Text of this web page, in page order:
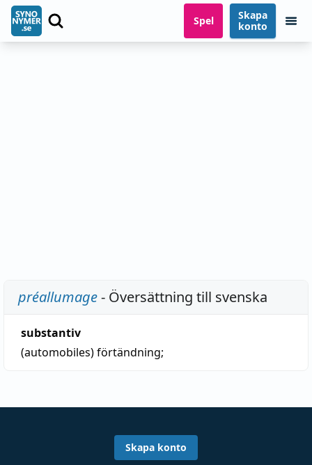
Spel
Skapa
konto
préallumage- Översättning till svenska
substantiv
(automobiles)förtändning;
Skapa konto